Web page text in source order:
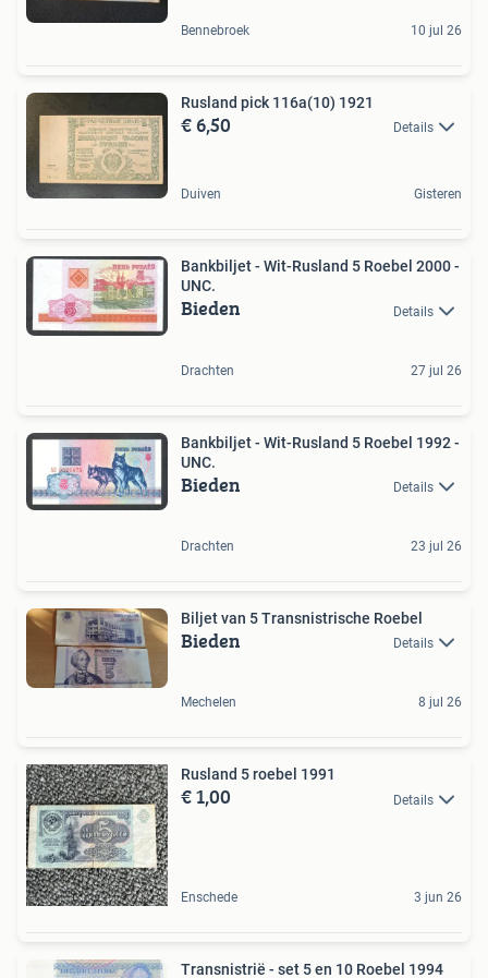
Bennebroek 10 jul 26
Rusland pick 116a(10) 1921
€ 6,50 Details
Duiven Gisteren
Bankbiljet - Wit-Rusland 5 Roebel 2000 -
UNC.
Bieden Details
Drachten 27 jul 26
Bankbiljet - Wit-Rusland 5 Roebel 1992 -
UNC.
Bieden Details
Drachten 23 jul 26
Biljet van 5 Transnistrische Roebel
Bieden Details
Mechelen 8 jul 26
Rusland 5 roebel 1991
€ 1,00 Details
Enschede 3 jun 26
Transnistrië - set 5 en 10 Roebel 1994